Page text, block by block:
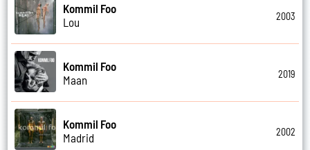
Kommil Foo
Lou
2003
Kommil Foo
Maan
2019
Kommil Foo
Madrid
2002